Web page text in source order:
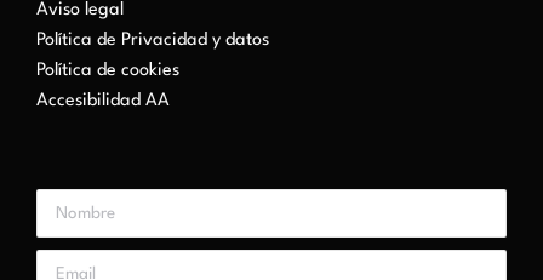
Aviso legal
Política de Privacidad y datos
Política de cookies
Accesibilidad AA